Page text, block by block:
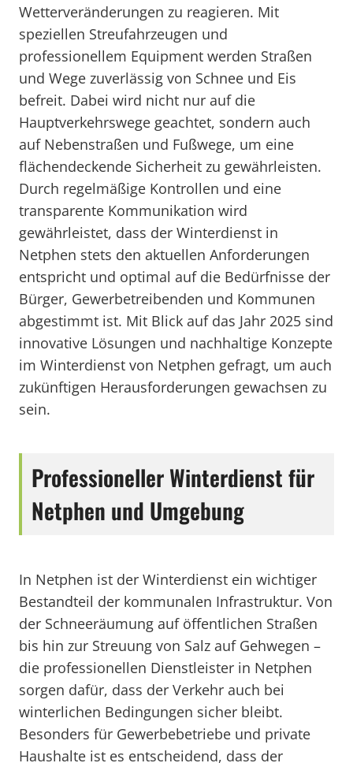
Wetterveränderungen zu reagieren. Mit
speziellen Streufahrzeugen und
professionellem Equipment werden Straßen
und Wege zuverlässig von Schnee und Eis
befreit. Dabei wird nicht nur auf die
Hauptverkehrswege geachtet, sondern auch
auf Nebenstraßen und Fußwege, um eine
flächendeckende Sicherheit zu gewährleisten.
Durch regelmäßige Kontrollen und eine
transparente Kommunikation wird
gewährleistet, dass der Winterdienst in
Netphen stets den aktuellen Anforderungen
entspricht und optimal auf die Bedürfnisse der
Bürger, Gewerbetreibenden und Kommunen
abgestimmt ist. Mit Blick auf das Jahr 2025 sind
innovative Lösungen und nachhaltige Konzepte
im Winterdienst von Netphen gefragt, um auch
zukünftigen Herausforderungen gewachsen zu
sein.
Professioneller Winterdienst für
Netphen und Umgebung
In Netphen ist der Winterdienst ein wichtiger
Bestandteil der kommunalen Infrastruktur. Von
der Schneeräumung auf öffentlichen Straßen
bis hin zur Streuung von Salz auf Gehwegen –
die professionellen Dienstleister in Netphen
sorgen dafür, dass der Verkehr auch bei
winterlichen Bedingungen sicher bleibt.
Besonders für Gewerbebetriebe und private
Haushalte ist es entscheidend, dass der